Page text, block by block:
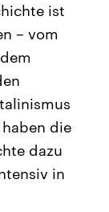
und
die Vereinigten
Ländern
Einfluss auf
Weltgeschehen.
ist
– vom
die
dazu
in